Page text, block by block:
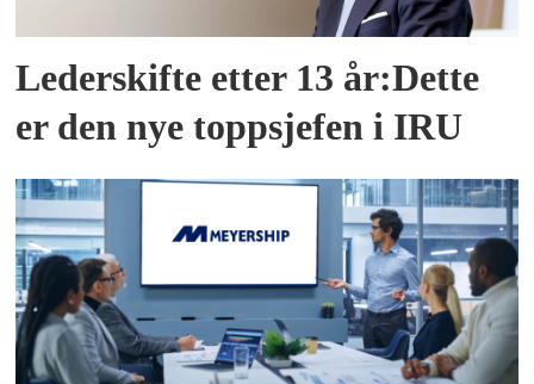
Lederskifte etter 13 år:Dette
er den nye toppsjefen i IRU